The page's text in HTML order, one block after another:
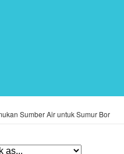
Sumber Air untuk Sumur Bor